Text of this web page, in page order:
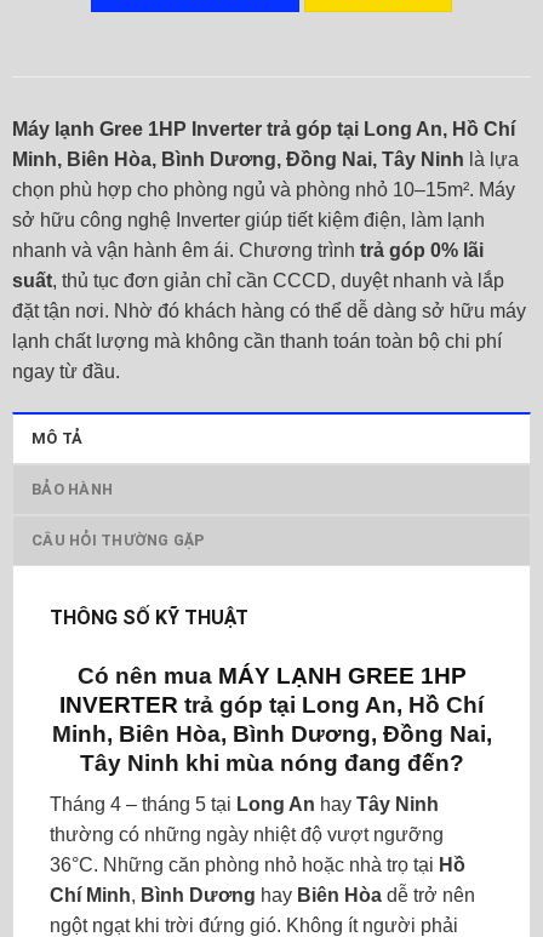
Máy lạnh Gree 1HP Inverter trả góp tại Long An, Hồ Chí
Minh, Biên Hòa, Bình Dương, Đồng Nai, Tây Ninh là lựa
chọn phù hợp cho phòng ngủ và phòng nhỏ 10–15m². Máy
sở hữu công nghệ Inverter giúp tiết kiệm điện, làm lạnh
nhanh và vận hành êm ái. Chương trình trả góp 0% lãi
suất, thủ tục đơn giản chỉ cần CCCD, duyệt nhanh và lắp
đặt tận nơi. Nhờ đó khách hàng có thể dễ dàng sở hữu máy
lạnh chất lượng mà không cần thanh toán toàn bộ chi phí
ngay từ đầu.
MÔ TẢ
BẢO HÀNH
CÂU HỎI THƯỜNG GẶP
THÔNG SỐ KỸ THUẬT
Có nên mua MÁY LẠNH GREE 1HP
INVERTER trả góp tại Long An, Hồ Chí
Minh, Biên Hòa, Bình Dương, Đồng Nai,
Tây Ninh khi mùa nóng đang đến?
Tháng 4 – tháng 5 tại Long An hay Tây Ninh
thường có những ngày nhiệt độ vượt ngưỡng
36°C. Những căn phòng nhỏ hoặc nhà trọ tại Hồ
Chí Minh, Bình Dương hay Biên Hòa dễ trở nên
ngột ngạt khi trời đứng gió. Không ít người phải